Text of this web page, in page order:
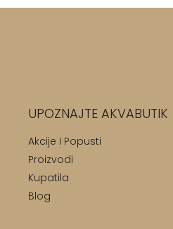
UPOZNAJTE AKVABUTIK
Akcije I Popusti
Proizvodi
Kupatila
Blog